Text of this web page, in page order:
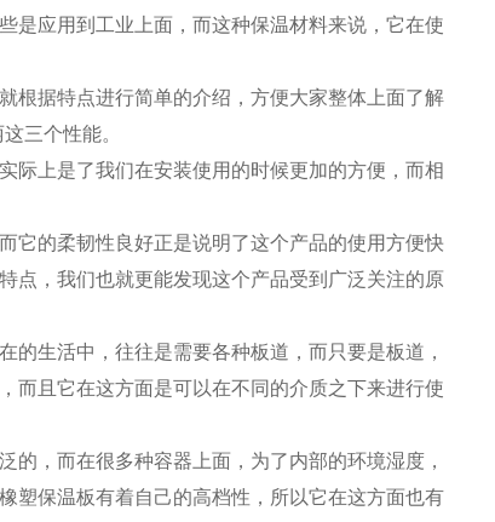
是应用到工业上面，而这种保温材料来说，它在使
根据特点进行简单的介绍，方便大家整体上面了解
三个性能。
际上是了我们在安装使用的时候更加的方便，而相
它的柔韧性良好正是说明了这个产品的使用方便快
点，我们也就更能发现这个产品受到广泛关注的原
生活中，往往是需要各种板道，而只要是板道，
而且它在这方面是可以在不同的介质之下来进行使
的，而在很多种容器上面，为了内部的环境湿度，
塑保温板有着自己的高档性，所以它在这方面也有